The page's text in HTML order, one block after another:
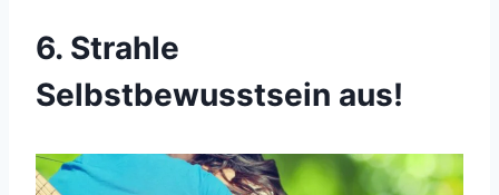
6. Strahle
Selbstbewusstsein aus!